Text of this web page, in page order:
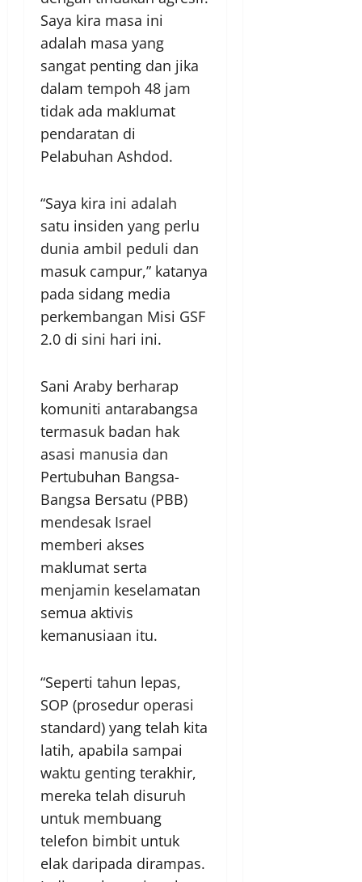
Saya kira masa ini
adalah masa yang
sangat penting dan jika
dalam tempoh 48 jam
tidak ada maklumat
pendaratan di
Pelabuhan Ashdod.
“Saya kira ini adalah
satu insiden yang perlu
dunia ambil peduli dan
masuk campur,” katanya
pada sidang media
perkembangan Misi GSF
2.0 di sini hari ini.
Sani Araby berharap
komuniti antarabangsa
termasuk badan hak
asasi manusia dan
Pertubuhan Bangsa-
Bangsa Bersatu (PBB)
mendesak Israel
memberi akses
maklumat serta
menjamin keselamatan
semua aktivis
kemanusiaan itu.
“Seperti tahun lepas,
SOP (prosedur operasi
standard) yang telah kita
latih, apabila sampai
waktu genting terakhir,
mereka telah disuruh
untuk membuang
telefon bimbit untuk
elak daripada dirampas.